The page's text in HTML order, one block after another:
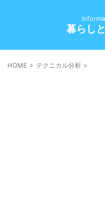
暮らし
HOME > テクニカル分析 >